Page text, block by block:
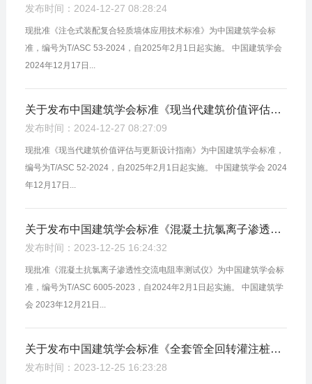
发布时间：2024-12-27 08:28:24
现批准《注仓式装配复合轻质墙体应用技术标准》为中国建筑学会标
准，编号为T/ASC 53-2024，自2025年2月1日起实施。 中国建筑学会
2024年12月17日...
关于发布中国建筑学会标准《现当代建筑价值评估与更新设计指南》的公告
发布时间：2024-12-27 08:27:09
现批准《现当代建筑价值评估与更新设计指南》为中国建筑学会标准，
编号为T/ASC 52-2024，自2025年2月1日起实施。 中国建筑学会 2024
年12月17日...
关于发布中国建筑学会标准《混凝土抗氯离子渗透性交流电阻率测试仪》的公告
发布时间：2023-12-25 16:24:32
现批准《混凝土抗氯离子渗透性交流电阻率测试仪》为中国建筑学会标
准，编号为T/ASC 6005-2023，自2024年2月1日起实施。 中国建筑学
会 2023年12月21日...
关于发布中国建筑学会标准《全套管全回转灌注桩施工技术标准》的公告
发布时间：2023-12-25 16:23:28